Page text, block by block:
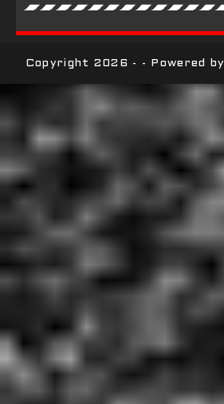
Copyright 2026 - - Powered